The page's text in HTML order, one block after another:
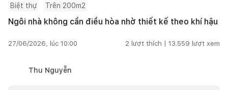
Biệt thự Trên 200m2
Ngôi nhà không cần điều hòa nhờ thiết kế theo khí hậu
27/06/2026, lúc 10:00 2 lượt thích | 13.559 lượt xem
Thu Nguyễn